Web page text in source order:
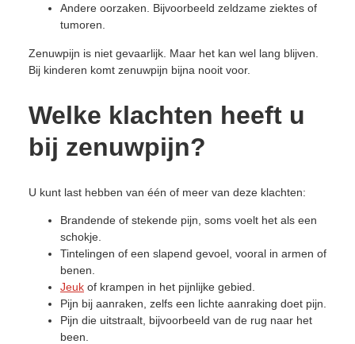
Andere oorzaken. Bijvoorbeeld zeldzame ziektes of
tumoren.
Zenuwpijn is niet gevaarlijk. Maar het kan wel lang blijven.
Bij kinderen komt zenuwpijn bijna nooit voor.
Welke klachten heeft u
bij zenuwpijn?
U kunt last hebben van één of meer van deze klachten:
Brandende of stekende pijn, soms voelt het als een
schokje.
Tintelingen of een slapend gevoel, vooral in armen of
benen.
Jeuk of krampen in het pijnlijke gebied.
Pijn bij aanraken, zelfs een lichte aanraking doet pijn.
Pijn die uitstraalt, bijvoorbeeld van de rug naar het
been.